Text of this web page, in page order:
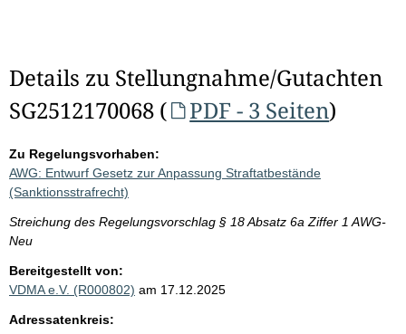
Details zu Stellungnahme/Gutachten
SG2512170068 (
PDF - 3 Seiten)
Zu Regelungsvorhaben:
AWG: Entwurf Gesetz zur Anpassung Straftatbestände
(Sanktionsstrafrecht)
Streichung des Regelungsvorschlag § 18 Absatz 6a Ziffer 1 AWG-
Neu
Bereitgestellt von:
VDMA e.V. (R000802) am 17.12.2025
Adressatenkreis: